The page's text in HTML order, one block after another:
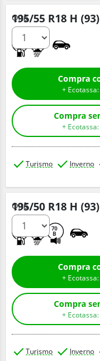
195/55 R18 H (93)
Q.tà
Turismo Inverno
195/50 R18 H (93)
70
B
Q.tà
Turismo Inverno